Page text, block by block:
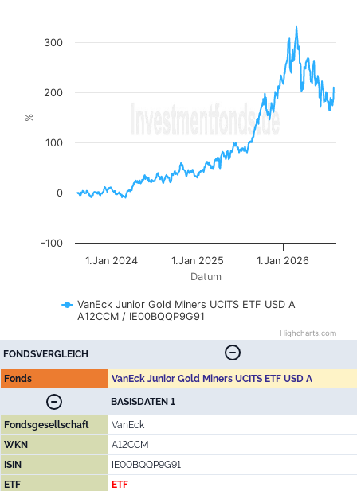
The chart has 1 X axis displaying Datum. Data ranges
The chart has 1 Y axis displaying %. Data ranges from -
Datum
%
VanEck Junior Gold Miners UCITS ETF USD A
A12CCM / IE00BQQP9G91
1.Jan 2024 1.Jan 2025 1.Jan 2026
0
100
200
300
-100
Highcharts.com
FONDSVERGLEICH
Fonds VanEck Junior Gold Miners UCITS ETF USD A
BASISDATEN 1
Fondsgesellschaft
VanEck
WKN
A12CCM
ISIN
IE00BQQP9G91
ETF
ETF